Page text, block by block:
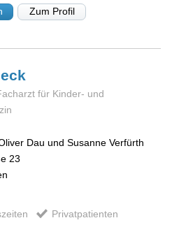
Zum Profil
für Kinder- und
Dau und Susanne Verfürth
23
Privatpatienten